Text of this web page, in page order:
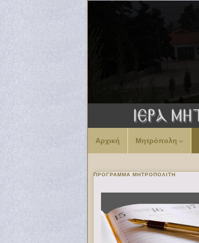
Αρχική Μητρόπολη
ΠΡΌΓΡΑΜΜΑ ΜΗΤΡΟΠΟΛΊΤΗ